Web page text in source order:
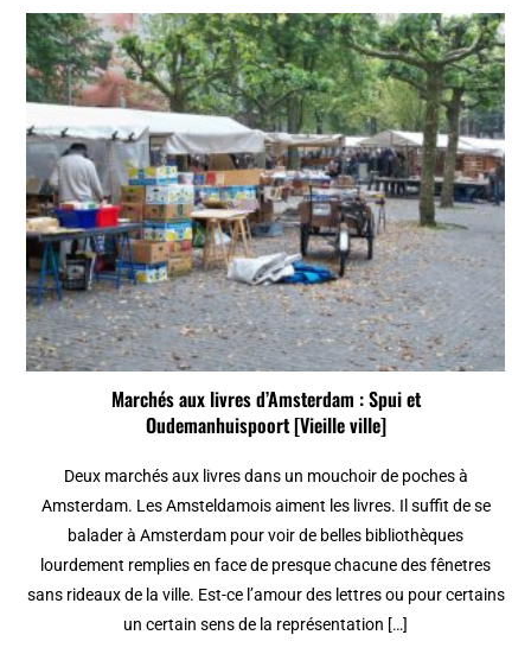
Marchés aux livres d’Amsterdam : Spui et
Oudemanhuispoort [Vieille ville]
Deux marchés aux livres dans un mouchoir de poches à
Amsterdam. Les Amsteldamois aiment les livres. Il suffit de se
balader à Amsterdam pour voir de belles bibliothèques
lourdement remplies en face de presque chacune des fênetres
sans rideaux de la ville. Est-ce l’amour des lettres ou pour certains
un certain sens de la représentation […]